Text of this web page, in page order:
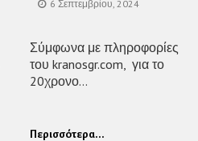
6 Σεπτεμβρίου, 2024
Σύμφωνα με πληροφορίες
του kranosgr.com, για το
20χρονο...
Περισσότερα...